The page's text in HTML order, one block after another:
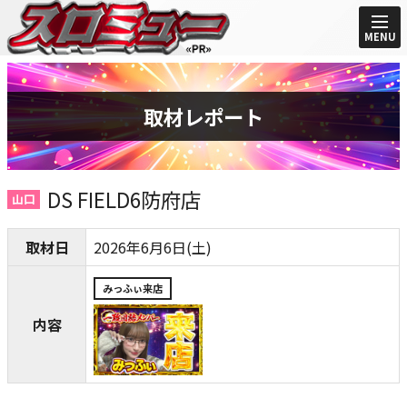
MENU
取材レポート
山口 DS FIELD6防府店
取材日 2026年6月6日(土)
内容
みっふぃ来店